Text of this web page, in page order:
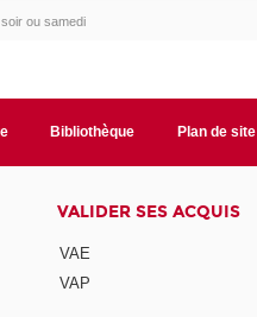
ou samedi
Bibliothèque Plan de site
VALIDER SES ACQUIS
VAE
VAP